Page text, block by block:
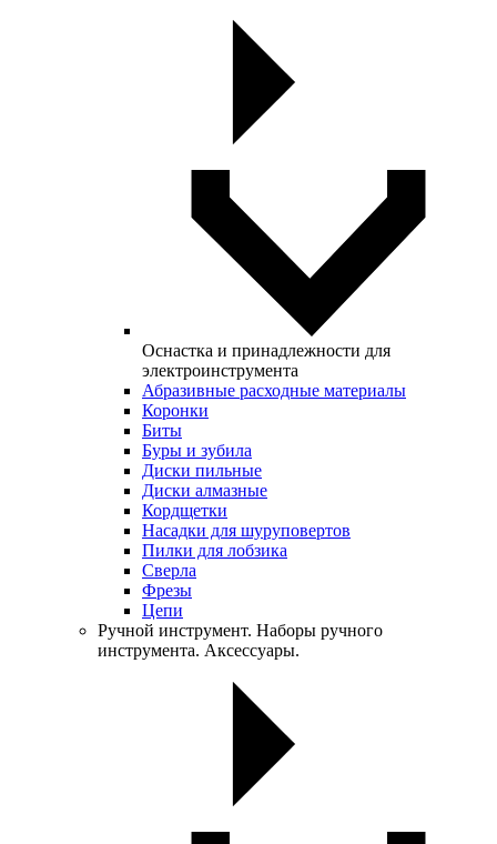
Оснастка и принадлежности для
электроинструмента
Абразивные расходные материалы
Коронки
Биты
Буры и зубила
Диски пильные
Диски алмазные
Кордщетки
Насадки для шуруповертов
Пилки для лобзика
Сверла
Фрезы
Цепи
Ручной инструмент. Наборы ручного
инструмента. Аксессуары.